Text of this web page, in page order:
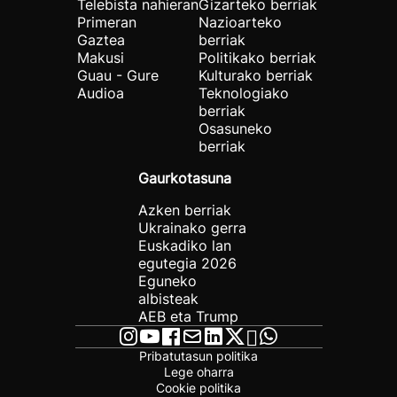
Telebista nahieran
Primeran
Gaztea
Makusi
Guau - Gure
Audioa
Gizarteko berriak
Nazioarteko
berriak
Politikako berriak
Kulturako berriak
Teknologiako
berriak
Osasuneko
berriak
Gaurkotasuna
Azken berriak
Ukrainako gerra
Euskadiko lan
egutegia 2026
Eguneko
albisteak
AEB eta Trump
Pribatutasun politika
Lege oharra
Cookie politika